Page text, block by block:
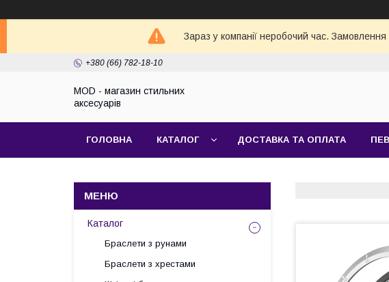
Зараз у компанії неробочий час.
+380 (66) 782-18-10
MOD - магазин стильних
аксесуарів
ГОЛОВНА КАТАЛОГ ДОСТАВКА ТА ОПЛАТА
Каталог
Браслети з рунами
Браслети з хрестами